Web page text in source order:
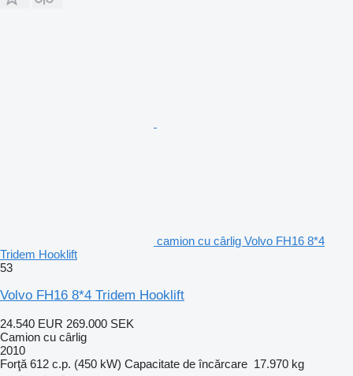
camion cu cârlig Volvo FH16 8*4
Tridem Hooklift
53
Volvo FH16 8*4 Tridem Hooklift
24.540 EUR 269.000 SEK
Camion cu cârlig
2010
Forţă 612 c.p. (450 kW) Capacitate de încărcare 17.970 kg